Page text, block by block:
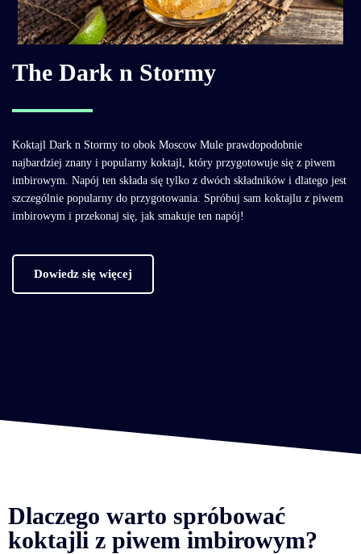
The Dark n Stormy
Koktajl Dark n Stormy to obok Moscow Mule prawdopodobnie
najbardziej znany i popularny koktajl, który przygotowuje się z piwem
imbirowym. Napój ten składa się tylko z dwóch składników i dlatego jest
szczególnie popularny do przygotowania. Spróbuj sam koktajlu z piwem
imbirowym i przekonaj się, jak smakuje ten napój!
Dowiedz się więcej
Dlaczego warto spróbować
koktajli z piwem imbirowym?